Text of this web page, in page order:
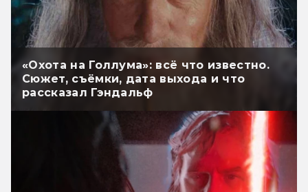
«Охота на Голлума»: всё что известно.
Сюжет, съёмки, дата выхода и что
рассказал Гэндальф